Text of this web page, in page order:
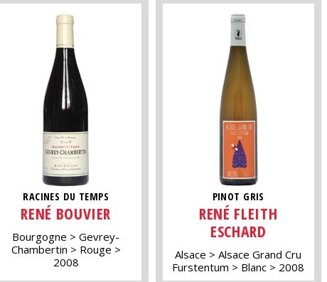
RACINES DU TEMPS
RENÉ BOUVIER
Bourgogne
Gevrey-
Chambertin
Rouge
2008
PINOT GRIS
RENÉ FLEITH
ESCHARD
Alsace
Alsace Grand Cru
Furstentum
Blanc 2008